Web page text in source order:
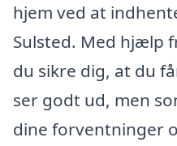
hjem ved at
Sulsted. Med hjælp
du sikre dig, at du
ser godt ud, men
dine forventninger